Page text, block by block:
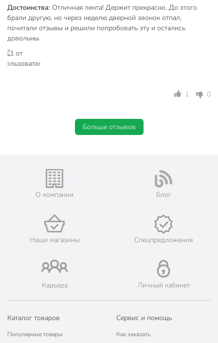
Достоинства: Отличная лента! Держит прекрасно. До этого
брали другую, но через неделю дверной звонок отпал,
почитали отзывы и решили попробовать эту и остались
довольны.
1 0
Больше отзывов
О компании Блог
Наши магазины Спецпредложения
Карьера Личный кабинет
Каталог товаров
Популярные товары
Сервис и помощь
Как заказать